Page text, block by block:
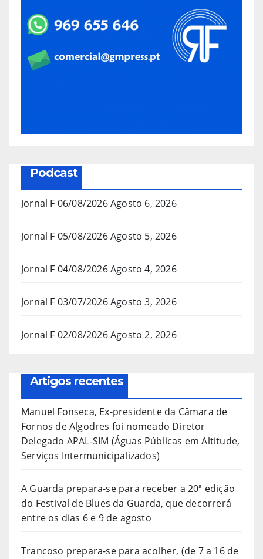
Podcast
Jornal F 06/08/2026Agosto 6, 2026
Jornal F 05/08/2026Agosto 5, 2026
Jornal F 04/08/2026Agosto 4, 2026
Jornal F 03/07/2026Agosto 3, 2026
Jornal F 02/08/2026Agosto 2, 2026
Artigos recentes
Manuel Fonseca, Ex-presidente da Câmara de
Fornos de Algodres foi nomeado Diretor
Delegado APAL-SIM (Águas Públicas em Altitude,
Serviços Intermunicipalizados)
A Guarda prepara-se para receber a 20ª edição
do Festival de Blues da Guarda, que decorrerá
entre os dias 6 e 9 de agosto
Trancoso prepara-se para acolher, (de 7 a 16 de